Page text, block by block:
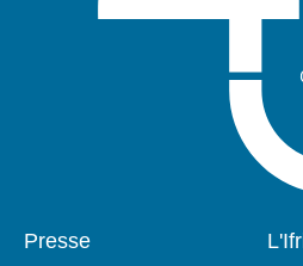
Pied
Presse